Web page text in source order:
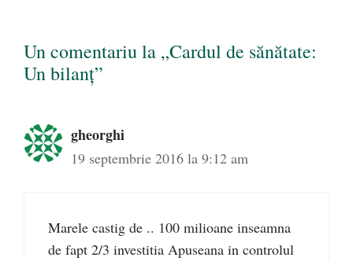
Un comentariu la „Cardul de sănătate:
Un bilanț”
gheorghi
19 septembrie 2016 la 9:12 am
Marele castig de .. 100 milioane inseamna
de fapt 2/3 investitia Apuseana in controlul